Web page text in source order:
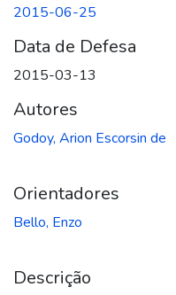
2015-06-25
Data de Defesa
2015-03-13
Autores
Godoy, Arion Escorsin de
Orientadores
Bello, Enzo
Descrição